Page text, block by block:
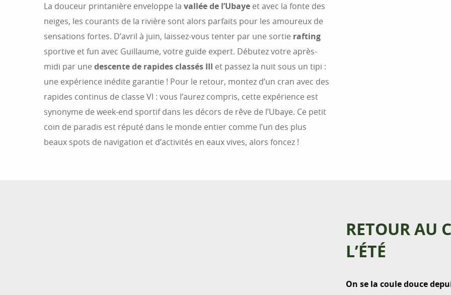
La douceur printanière enveloppe la vallée de l’Ubaye et avec la fonte des
neiges, les courants de la rivière sont alors parfaits pour les amoureux de
sensations fortes. D’avril à juin, laissez-vous tenter par une sortie rafting
sportive et fun avec Guillaume, votre guide expert. Débutez votre après-
midi par une descente de rapides classés III et passez la nuit sous un tipi :
une expérience inédite garantie ! Pour le retour, montez d’un cran avec des
rapides continus de classe VI : vous l’aurez compris, cette expérience est
synonyme de week-end sportif dans les décors de rêve de l’Ubaye. Ce petit
coin de paradis est réputé dans le monde entier comme l’un des plus
beaux spots de navigation et d’activités en eaux vives, alors foncez !
RETOUR AU
L’ÉTÉ
On se la coule douce